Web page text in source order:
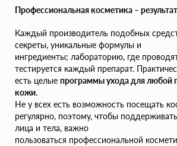
Профессиональная косметика –
Каждый производитель подобных
секреты, уникальные формулы и
ингредиенты; лабораторию, где
тестируется каждый препарат.
есть целые программы ухода для любой
кожи.
Не у всех есть возможность посещать
регулярно, поэтому, чтобы
лица и тела, важно
пользоваться профессиональной